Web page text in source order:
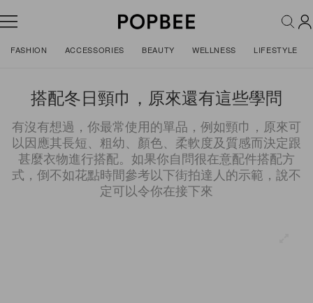
FASHION ACCESSORIES BEAUTY WELLNESS LIFESTYLE
搭配冬日頸巾，原來還有這些學問
有沒有想過，你最常使用的單品，例如頸巾，原來可
以因應其長短、粗幼、顏色、柔軟度及質感而決定跟
甚麼衣物進行搭配。如果你自問很在意配件搭配方
式，倒不如花點時間參考以下街拍達人的示範，說不
定可以令你在接下來